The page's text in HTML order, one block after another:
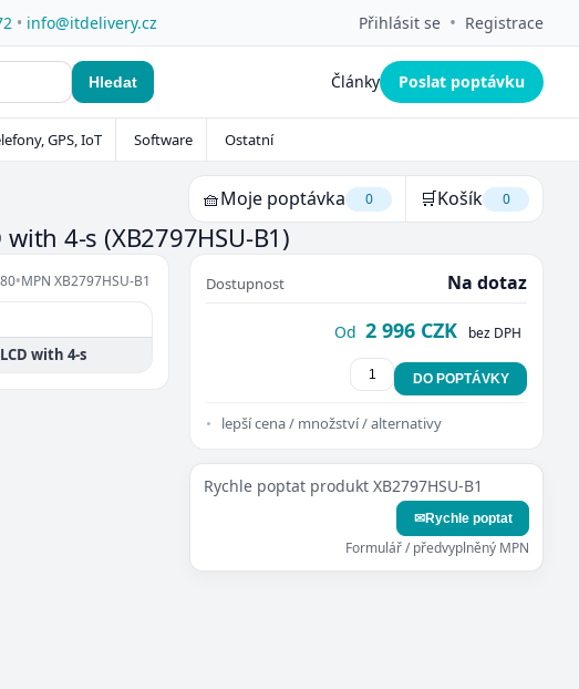
• info@itdelivery.cz Přihlásit se • Registrace
Hledat Články Poslat poptávku
GPS, IoT Software Ostatní
🧺Moje poptávka 0 🛒Košík 0
with 4-s (XB2797HSU-B1)
•MPN XB2797HSU-B1
with 4-s
Dostupnost Na dotaz
Od 2 996 CZK bez DPH
DO POPTÁVKY
lepší cena / množství / alternativy
Rychle poptat produkt XB2797HSU-B1
✉Rychle poptat
Formulář / předvyplněný MPN